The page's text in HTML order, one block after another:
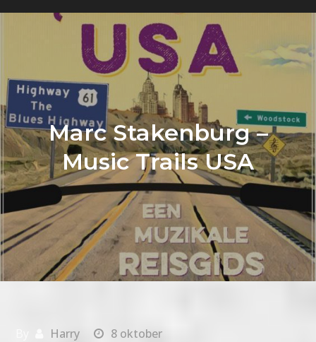
Marc Stakenburg –
Music Trails USA
Harry
8 oktober